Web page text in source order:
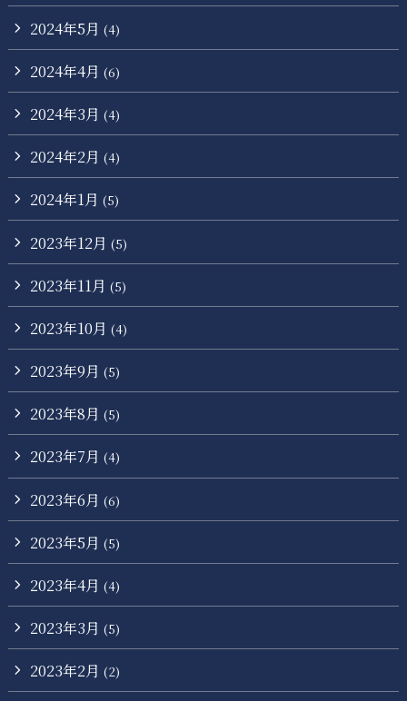
2024年5月 (4)
2024年4月 (6)
2024年3月 (4)
2024年2月 (4)
2024年1月 (5)
2023年12月 (5)
2023年11月 (5)
2023年10月 (4)
2023年9月 (5)
2023年8月 (5)
2023年7月 (4)
2023年6月 (6)
2023年5月 (5)
2023年4月 (4)
2023年3月 (5)
2023年2月 (2)